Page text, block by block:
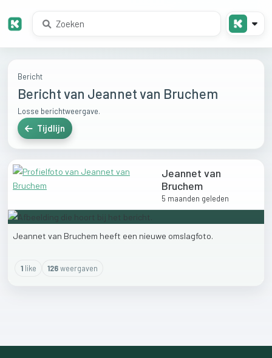
Bericht
Bericht van Jeannet van Bruchem
Losse berichtweergave.
Tijdlijn
Jeannet van
Bruchem
5 maanden geleden
Jeannet van Bruchem heeft een nieuwe omslagfoto.
1like 126weergaven